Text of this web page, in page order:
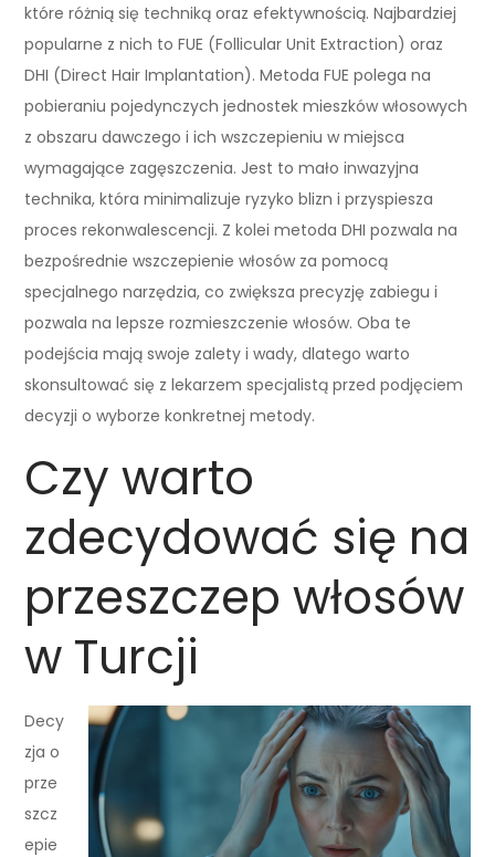
które różnią się techniką oraz efektywnością. Najbardziej
popularne z nich to FUE (Follicular Unit Extraction) oraz
DHI (Direct Hair Implantation). Metoda FUE polega na
pobieraniu pojedynczych jednostek mieszków włosowych
z obszaru dawczego i ich wszczepieniu w miejsca
wymagające zagęszczenia. Jest to mało inwazyjna
technika, która minimalizuje ryzyko blizn i przyspiesza
proces rekonwalescencji. Z kolei metoda DHI pozwala na
bezpośrednie wszczepienie włosów za pomocą
specjalnego narzędzia, co zwiększa precyzję zabiegu i
pozwala na lepsze rozmieszczenie włosów. Oba te
podejścia mają swoje zalety i wady, dlatego warto
skonsultować się z lekarzem specjalistą przed podjęciem
decyzji o wyborze konkretnej metody.
Czy warto
zdecydować się na
przeszczep włosów
w Turcji
Decy
zja o
prze
szcz
epie